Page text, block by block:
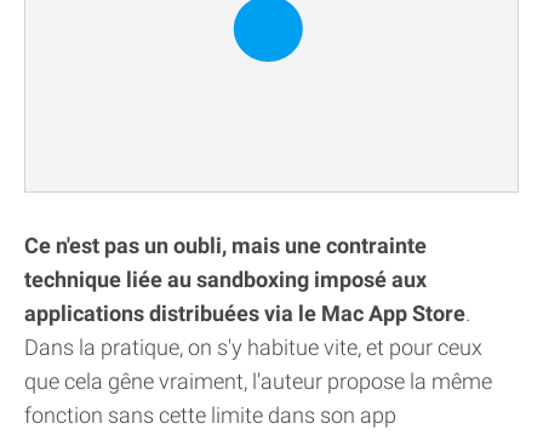
Ce n'est pas un oubli, mais une contrainte
technique liée au sandboxing imposé aux
applications distribuées via le Mac App Store.
Dans la pratique, on s'y habitue vite, et pour ceux
que cela gêne vraiment, l'auteur propose la même
fonction sans cette limite dans son app